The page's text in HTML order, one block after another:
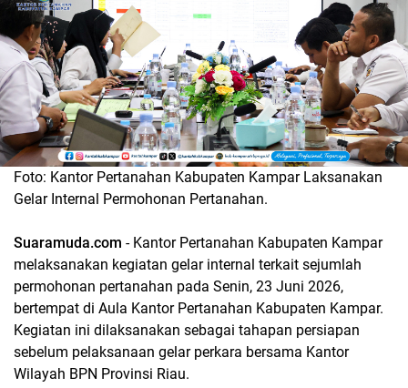
Foto: Kantor Pertanahan Kabupaten Kampar Laksanakan
Gelar Internal Permohonan Pertanahan.
Suaramuda.com - Kantor Pertanahan Kabupaten Kampar
melaksanakan kegiatan gelar internal terkait sejumlah
permohonan pertanahan pada Senin, 23 Juni 2026,
bertempat di Aula Kantor Pertanahan Kabupaten Kampar.
Kegiatan ini dilaksanakan sebagai tahapan persiapan
sebelum pelaksanaan gelar perkara bersama Kantor
Wilayah BPN Provinsi Riau.